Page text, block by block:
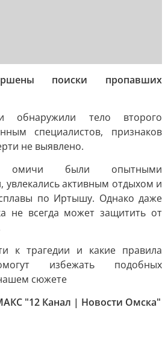
поиски пропавших
обнаружили тело второго
специалистов, признаков
не выявлено.
омичи были опытными
увлекались активным отдыхом и
по Иртышу. Однако даже
не всегда может защитить от
к трагедии и какие правила
избежать подобных
сюжете
"12 Канал | Новости Омска"